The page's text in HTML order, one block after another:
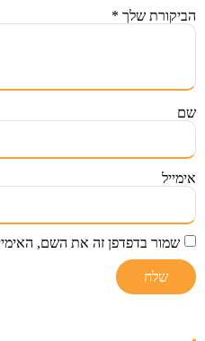
הביקורת שלך *
שם
אימייל
שמור בדפדפן זה את השם,